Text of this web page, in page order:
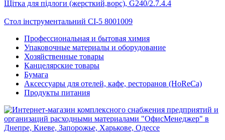
Щітка для підлоги (жерсткий,ворс), G240/2.7.4.4
Стол інструментальний СІ-5 8001009
Профессиональная и бытовая химия
Упаковочные материалы и оборудование
Хозяйственные товары
Канцелярские товары
Бумага
Аксессуары для отелей, кафе, ресторанов (HoReCa)
Продукты питания